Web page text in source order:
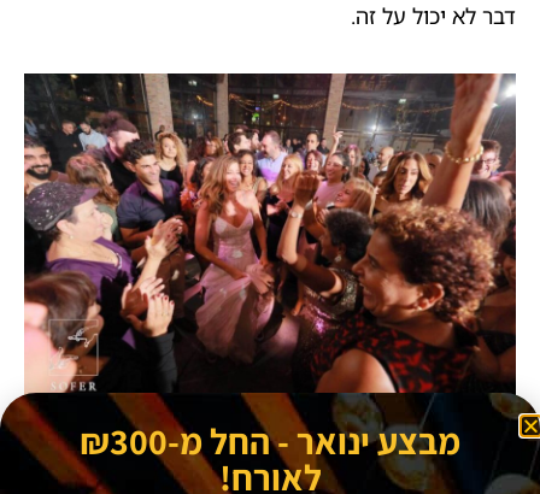
דבר לא יכול על זה.
רגע או חוויה מיוחדת מהחתונה
מבצע ינואר - החל מ-₪300
לאורח!